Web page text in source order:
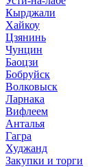
Кырджали
Хайкоу
Цзянинь
Чунцин
Баоцзи
Бобруйск
Волковыск
Ларнака
Вифлеем
Анталья
Гагра
Худжанд
Закупки и торги